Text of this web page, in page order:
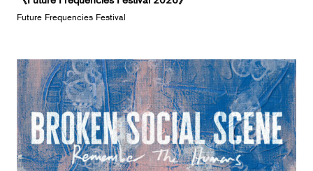
Future Frequencies Festival